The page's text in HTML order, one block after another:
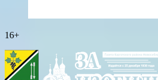
16+